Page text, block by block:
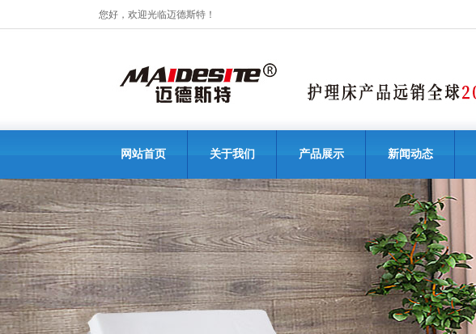
您好，欢迎光临迈德斯特！
网站首页 关于我们 产品展示 新闻动态